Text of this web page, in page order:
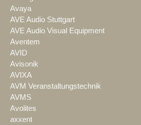
Avaya
AVE Audio Stuttgart
AVE Audio Visual Equipment
Aventem
AVID
Avisonik
AVIXA
AVM Veranstaltungstechnik
AVMS
Avolites
axxent